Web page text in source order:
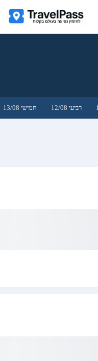
רביעי 12/08 חמישי 13/08